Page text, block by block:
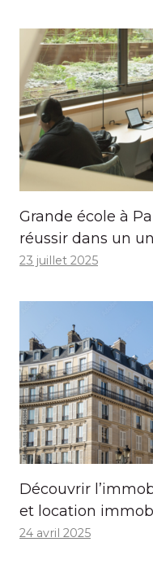
Grande école à
réussir dans un
23 juillet 2025
Découvrir
et location
24 avril 2025